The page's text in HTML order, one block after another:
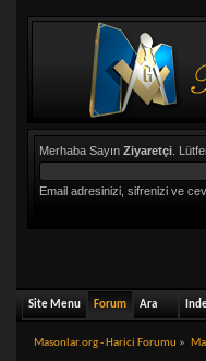
Merhaba Sayın Ziyaretçi.
Email adresinizi, sifrenizi ve
Site Menu Forum Ara
Masonlar.org - Harici Forumu »